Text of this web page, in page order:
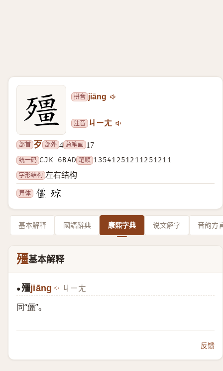
拼音 jiāng
注音 ㄐㄧㄤ
部首 歹 部外 4 总笔画 17
统一码 CJK 6BAD 笔顺 13541251211251211
字形结构 左右结构
异体
基本解释 國語辭典 康熙字典 说文解字 音韵方
殭基本解释
●殭jiāng ㄐㄧㄤ
同“僵”。
反馈